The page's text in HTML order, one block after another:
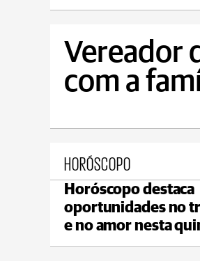
Vereador
com a
HORÓSCOPO
Horóscopo destaca
oportunidades no
e no amor nesta
max